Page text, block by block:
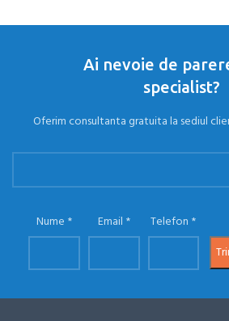
Ai nevoie de
specialist?
Oferim consultanta gratuita la sediul
Nume Email Telefon